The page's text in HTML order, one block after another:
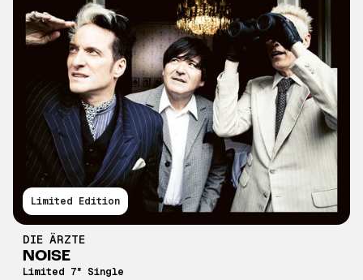
Limited Edition
DIE ÄRZTE
NOISE
Limited 7" Single